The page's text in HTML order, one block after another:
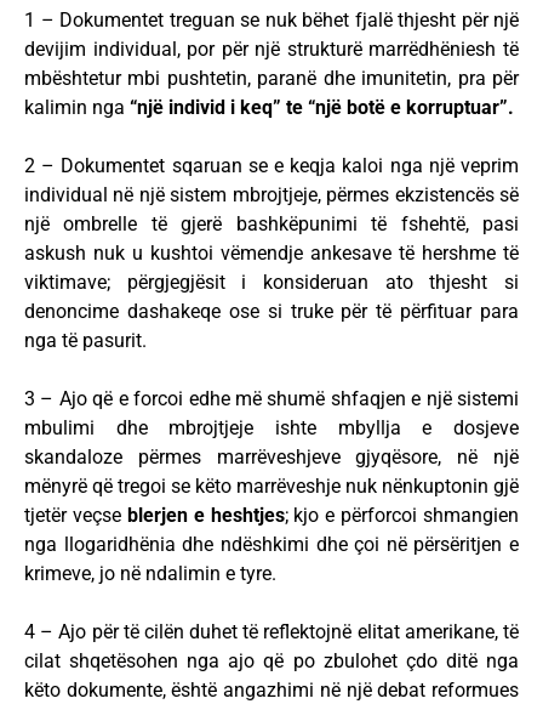
1 – Dokumentet treguan se nuk bëhet fjalë thjesht për një
devijim individual, por për një strukturë marrëdhëniesh të
mbështetur mbi pushtetin, paranë dhe imunitetin, pra për
kalimin nga “një individ i keq” te “një botë e korruptuar”.
2 – Dokumentet sqaruan se e keqja kaloi nga një veprim
individual në një sistem mbrojtjeje, përmes ekzistencës së
një ombrelle të gjerë bashkëpunimi të fshehtë, pasi
askush nuk u kushtoi vëmendje ankesave të hershme të
viktimave; përgjegjësit i konsideruan ato thjesht si
denoncime dashakeqe ose si truke për të përfituar para
nga të pasurit.
3 – Ajo që e forcoi edhe më shumë shfaqjen e një sistemi
mbulimi dhe mbrojtjeje ishte mbyllja e dosjeve
skandaloze përmes marrëveshjeve gjyqësore, në një
mënyrë që tregoi se këto marrëveshje nuk nënkuptonin gjë
tjetër veçse blerjen e heshtjes; kjo e përforcoi shmangien
nga llogaridhënia dhe ndëshkimi dhe çoi në përsëritjen e
krimeve, jo në ndalimin e tyre.
4 – Ajo për të cilën duhet të reflektojnë elitat amerikane, të
cilat shqetësohen nga ajo që po zbulohet çdo ditë nga
këto dokumente, është angazhimi në një debat reformues